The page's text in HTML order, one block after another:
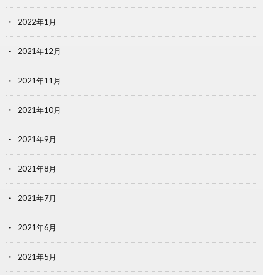
2022年1月
2021年12月
2021年11月
2021年10月
2021年9月
2021年8月
2021年7月
2021年6月
2021年5月